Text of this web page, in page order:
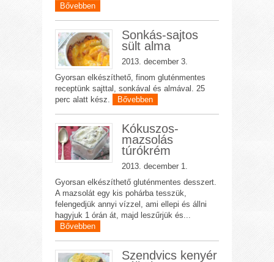
Bővebben
Sonkás-sajtos
sült alma
2013. december 3.
Gyorsan elkészíthető, finom gluténmentes
receptünk sajttal, sonkával és almával. 25
perc alatt kész.
Bővebben
Kókuszos-
mazsolás
túrókrém
2013. december 1.
Gyorsan elkészíthető gluténmentes desszert.
A mazsolát egy kis pohárba tesszük,
felengedjük annyi vízzel, ami ellepi és állni
hagyjuk 1 órán át, majd leszűrjük és...
Bővebben
Szendvics kenyér